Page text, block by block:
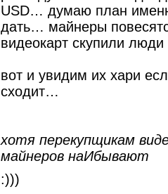
USD… думаю план
дать… майнеры
видеокарт скупили
вот и увидим их хари
сходит…
хотя перекупщикам
майнеров наИбывают
:)))